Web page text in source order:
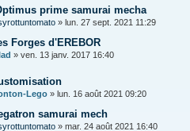
prime samurai mecha
» lun. 27 sept. 2021 11:29
Forges d'EREBOR
» ven. 13 janv. 2017 16:40
Lego » lun. 16 août 2021 09:20
samurai mech
» mar. 24 août 2021 16:40